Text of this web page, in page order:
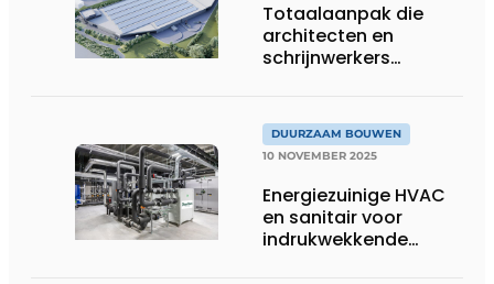
Totaalaanpak die
architecten en
schrijnwerkers
DUURZAAM BOUWEN
10 NOVEMBER 2025
Energiezuinige HVAC
en sanitair voor
indrukwekkende